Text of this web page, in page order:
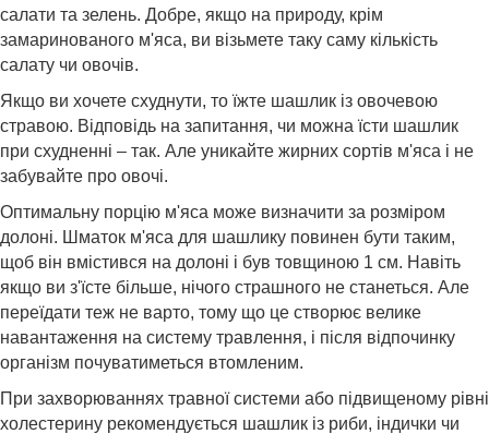
салати та зелень. Добре, якщо на природу, крім
замаринованого м'яса, ви візьмете таку саму кількість
салату чи овочів.
Якщо ви хочете схуднути, то їжте шашлик із овочевою
стравою. Відповідь на запитання, чи можна їсти шашлик
при схудненні – так. Але уникайте жирних сортів м'яса і не
забувайте про овочі.
Оптимальну порцію м'яса може визначити за розміром
долоні. Шматок м'яса для шашлику повинен бути таким,
щоб він вмістився на долоні і був товщиною 1 см. Навіть
якщо ви з'їсте більше, нічого страшного не станеться. Але
переїдати теж не варто, тому що це створює велике
навантаження на систему травлення, і після відпочинку
організм почуватиметься втомленим.
При захворюваннях травної системи або підвищеному рівні
холестерину рекомендується шашлик із риби, індички чи